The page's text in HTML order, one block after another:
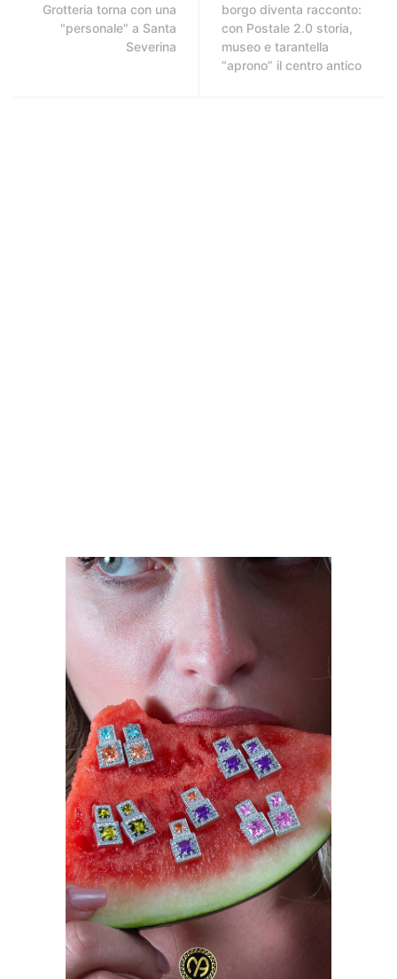
Grotteria torna con una
"personale" a Santa
Severina
borgo diventa racconto:
con Postale 2.0 storia,
museo e tarantella
“aprono” il centro antico